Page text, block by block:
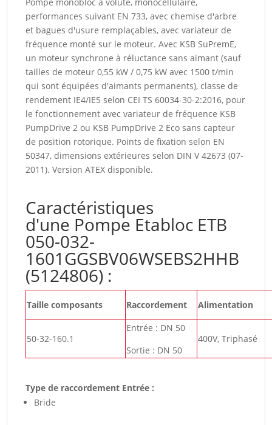
performances suivant EN 733, avec chemise d'arbre
et bagues d'usure remplaçables, avec variateur de
fréquence monté sur le moteur. Avec KSB SuPremE,
un moteur synchrone à réluctance sans aimant (sauf
tailles de moteur 0,55 kW / 0,75 kW avec 1500 t/min
qui sont équipées d'aimants permanents), classe de
rendement IE4/IE5 selon CEI TS 60034-30-2:2016, pour
le fonctionnement avec variateur de fréquence KSB
PumpDrive 2 ou KSB PumpDrive 2 Eco sans capteur
de position rotorique. Points de fixation selon EN
50347, dimensions extérieures selon DIN V 42673 (07-
2011). Version ATEX disponible.
Caractéristiques
d'une Pompe Etabloc ETB
050-032-
1601GGSBV06WSEBS2HHB
(5124806) :
Taille composants Raccordement Alimentation
50-32-160.1
Entrée : DN 50
Sortie : DN 50
400V, Triphasé
Type de raccordement Entrée :
Bride